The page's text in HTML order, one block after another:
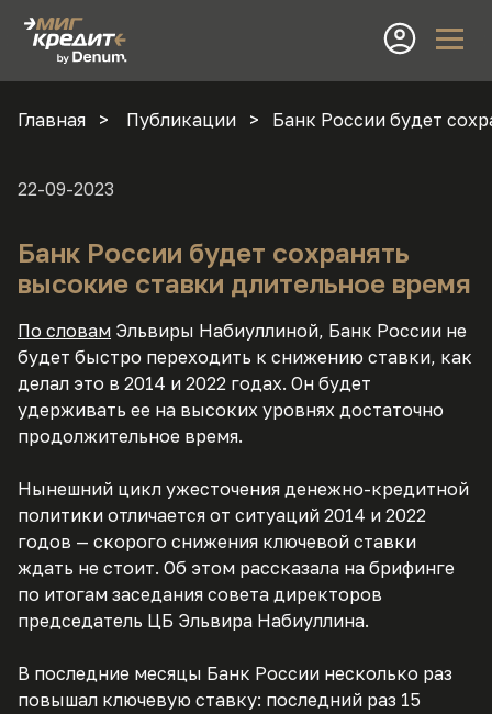
Главная Публикации Банк России будет
22-09-2023
Банк России будет сохранять
высокие ставки длительное время
По словам Эльвиры Набиуллиной, Банк России не
будет быстро переходить к снижению ставки, как
делал это в 2014 и 2022 годах. Он будет
удерживать ее на высоких уровнях достаточно
продолжительное время.
Нынешний цикл ужесточения денежно-кредитной
политики отличается от ситуаций 2014 и 2022
годов — скорого снижения ключевой ставки
ждать не стоит. Об этом рассказала на брифинге
по итогам заседания совета директоров
председатель ЦБ Эльвира Набиуллина.
В последние месяцы Банк России несколько раз
повышал ключевую ставку: последний раз 15